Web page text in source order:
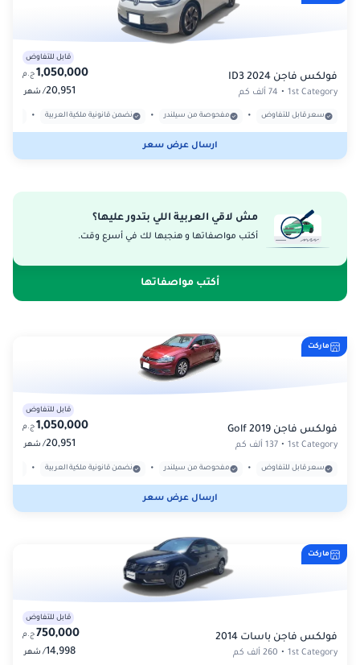
فولكس فاجن ID3 2024
1st Category
• 74 ألف كم
قابل للتفاوض
1,050,000 ج.م
20,951
/ شهر
سعر قابل للتفاوض • مفحوصة من سيلندر • نضمن قانونية ملكية العربية •
ارسال عرض سعر
مش لاقي العربية اللي بتدور عليها؟
أكتب مواصفاتها و هنجبها لك في أسرع وقت.
أكتب مواصفاتها
ماركت
فولكس فاجن Golf 2019
1st Category
• 137 ألف كم
قابل للتفاوض
1,050,000 ج.م
20,951
/ شهر
سعر قابل للتفاوض • مفحوصة من سيلندر • نضمن قانونية ملكية العربية •
ارسال عرض سعر
ماركت
فولكس فاجن باسات 2014
1st Category
• 260 ألف كم
قابل للتفاوض
750,000 ج.م
14,998
/ شهر